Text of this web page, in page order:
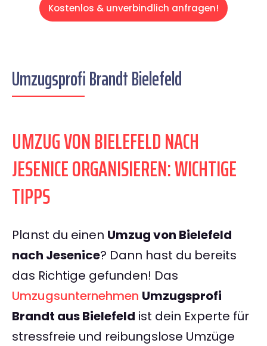
Kostenlos & unverbindlich anfragen!
Umzugsprofi Brandt Bielefeld
UMZUG VON BIELEFELD NACH
JESENICE ORGANISIEREN: WICHTIGE
TIPPS
Planst du einen Umzug von Bielefeld
nach Jesenice? Dann hast du bereits
das Richtige gefunden! Das
Umzugsunternehmen Umzugsprofi
Brandt aus Bielefeld ist dein Experte für
stressfreie und reibungslose Umzüge